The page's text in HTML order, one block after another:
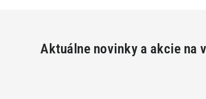
Aktuálne novinky a akcie na